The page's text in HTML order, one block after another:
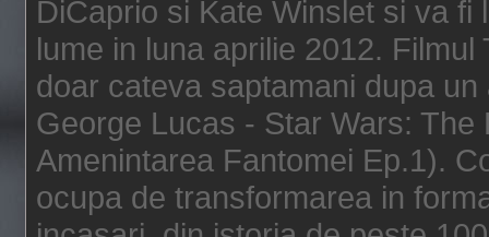
DiCaprio si Kate Winslet si va
lume in luna aprilie 2012.
doar cateva saptamani dupa
George Lucas - Star Wars:
Amenintarea Fantomei Ep.1).
ocupa de transformarea in